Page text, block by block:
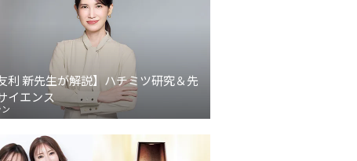
友利 新先生が解説】ハチミツ研究＆先
イエンス